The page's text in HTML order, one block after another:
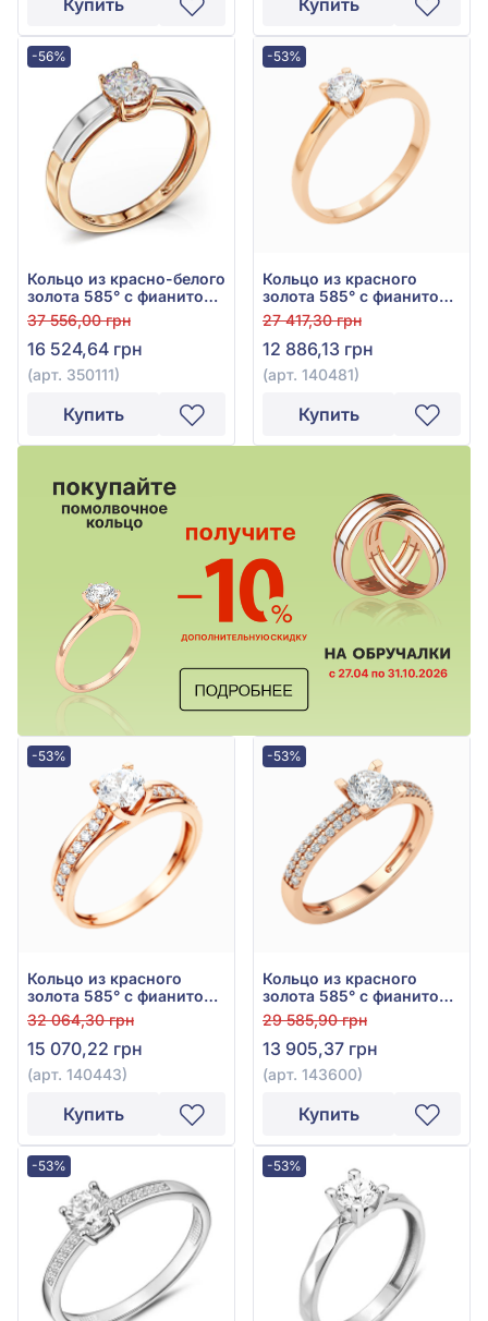
-56%
Кольцо из красно-белого
золота 585° с фианитом,
арт. 350111
37 556,00 грн
16 524,64 грн
(арт. 350111)
Купить
-53%
Кольцо из красного
золота 585° с фианитом,
арт. 140481
27 417,30 грн
12 886,13 грн
(арт. 140481)
Купить
-53%
Кольцо из красного
золота 585° с фианитом,
арт. 140443
32 064,30 грн
15 070,22 грн
(арт. 140443)
Купить
-53%
Кольцо из красного
золота 585° с фианитом,
арт. 143600
29 585,90 грн
13 905,37 грн
(арт. 143600)
Купить
-53% -53%